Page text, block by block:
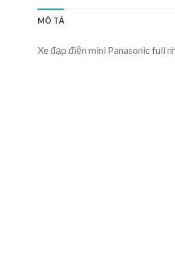
MÔ TẢ
Xe đạp điện mini Panasonic full